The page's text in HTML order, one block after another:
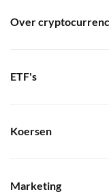
Over
ETF's
Koersen
Marketing